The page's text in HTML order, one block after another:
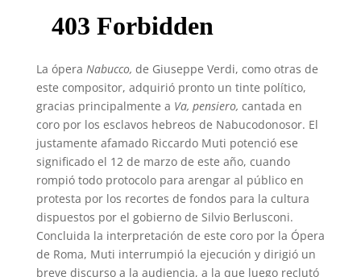
La ópera Nabucco, de Giuseppe Verdi, como otras de
este compositor, adquirió pronto un tinte político,
gracias principalmente a Va, pensiero, cantada en
coro por los esclavos hebreos de Nabucodonosor. El
justamente afamado Riccardo Muti potenció ese
significado el 12 de marzo de este año, cuando
rompió todo protocolo para arengar al público en
protesta por los recortes de fondos para la cultura
dispuestos por el gobierno de Silvio Berlusconi.
Concluida la interpretación de este coro por la Ópera
de Roma, Muti interrumpió la ejecución y dirigió un
breve discurso a la audiencia, a la que luego reclutó